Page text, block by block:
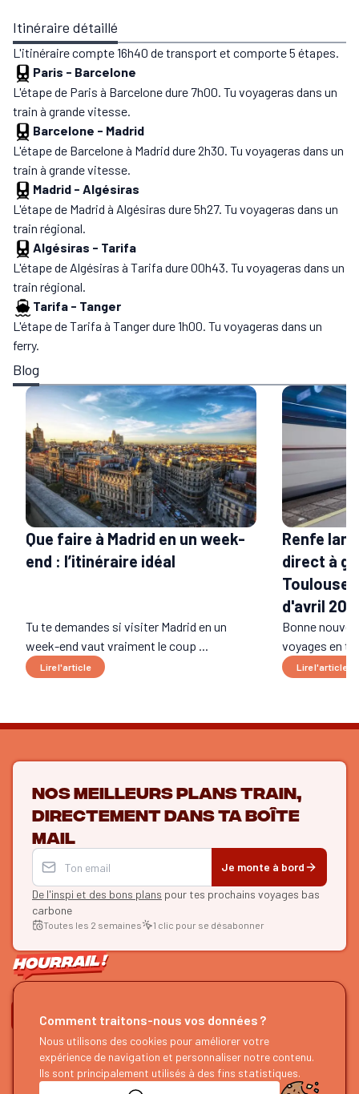
Itinéraire détaillé
L'itinéraire compte 16h40 de transport et comporte 5 étapes.
Paris - Barcelone
L'étape de Paris à Barcelone dure 7h00. Tu voyageras dans un
train à grande vitesse.
Barcelone - Madrid
L'étape de Barcelone à Madrid dure 2h30. Tu voyageras dans un
train à grande vitesse.
Madrid - Algésiras
L'étape de Madrid à Algésiras dure 5h27. Tu voyageras dans un
train régional.
Algésiras - Tarifa
L'étape de Algésiras à Tarifa dure 00h43. Tu voyageras dans un
train régional.
Tarifa - Tanger
L'étape de Tarifa à Tanger dure 1h00. Tu voyageras dans un
ferry.
Blog
Que faire à Madrid en un week-
end : l’itinéraire idéal
Tu te demandes si visiter Madrid en un
week-end vaut vraiment le coup ...
Lire l'article
Renfe
direct à
Toulouse
d'avril
Bonne
voyages en
Lire l'article
Nos meilleurs plans train,
directement dans ta boîte
mail
Je monte à bord
De l'inspi et des bons plans pour tes prochains voyages bas
carbone
Toutes les 2 semaines 1 clic pour se désabonner
ON SE SUIT ?
HOURRAIL !
À propos
Devenir partenaire
EXPLORER
Recherche d'itinéraires
Nos guides
Comment traitons-nous vos données ?
Nous utilisons des cookies pour améliorer votre
expérience de navigation et personnaliser notre contenu.
Ils sont principalement utilisés à des fins statistiques.